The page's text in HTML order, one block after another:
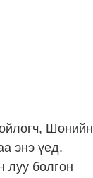
Шөнийн
энэ үед.
луу болгон